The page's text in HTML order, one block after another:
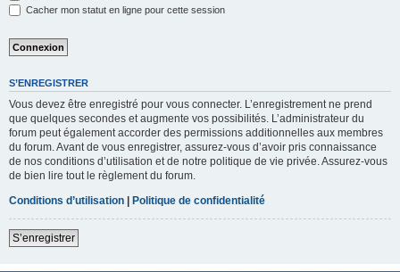
Cacher mon statut en ligne pour cette session
S’ENREGISTRER
Vous devez être enregistré pour vous connecter. L’enregistrement ne prend
que quelques secondes et augmente vos possibilités. L’administrateur du
forum peut également accorder des permissions additionnelles aux membres
du forum. Avant de vous enregistrer, assurez-vous d’avoir pris connaissance
de nos conditions d’utilisation et de notre politique de vie privée. Assurez-vous
de bien lire tout le règlement du forum.
Conditions d’utilisation | Politique de confidentialité
S’enregistrer